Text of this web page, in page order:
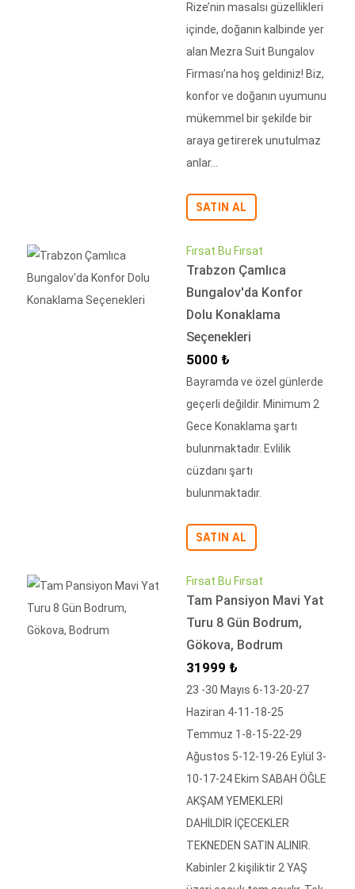
Rize’nin masalsı güzellikleri
içinde, doğanın kalbinde yer
alan Mezra Suit Bungalov
Firması’na hoş geldiniz! Biz,
konfor ve doğanın uyumunu
mükemmel bir şekilde bir
araya getirerek unutulmaz
anlar...
SATIN AL
Fırsat Bu Fırsat
Trabzon Çamlıca
Bungalov'da Konfor
Dolu Konaklama
Seçenekleri
İndirimli Fiyat
5000 ₺
Bayramda ve özel günlerde
geçerli değildir. Minimum 2
Gece Konaklama şartı
bulunmaktadır. Evlilik
cüzdanı şartı
bulunmaktadır.
SATIN AL
Fırsat Bu Fırsat
Tam Pansiyon Mavi Yat
Turu 8 Gün Bodrum,
Gökova, Bodrum
İndirimli Fiyat
31999 ₺
23 -30 Mayıs 6-13-20-27
Haziran 4-11-18-25
Temmuz 1-8-15-22-29
Ağustos 5-12-19-26 Eylül 3-
10-17-24 Ekim SABAH ÖĞLE
AKŞAM YEMEKLERİ
DAHİLDİR İÇECEKLER
TEKNEDEN SATIN ALINIR.
Kabinler 2 kişiliktir 2 YAŞ